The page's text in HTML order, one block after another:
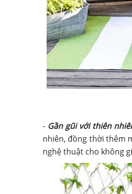
- Gần gũi với thiên
nhiên, đồng thời thêm
nghệ thuật cho không